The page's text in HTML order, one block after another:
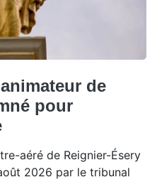
de
pour
aéré de Reignier-Ésery
2026 par le tribunal